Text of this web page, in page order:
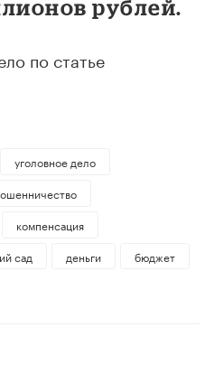
рублей.
по статье
уголовное дело
компенсация
сад деньги
бюджет